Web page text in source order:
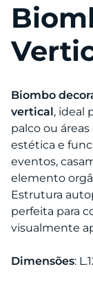
Biombo
vertical, ideal
palco ou áreas
estética e
eventos,
elemento
Estrutura
perfeita para
visualmente
Dimensões: